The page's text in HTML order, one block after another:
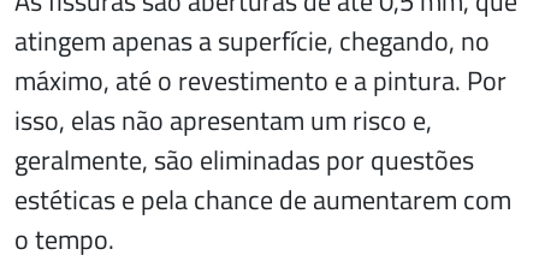
atingem apenas a superfície, chegando, no
máximo, até o revestimento e a pintura. Por
isso, elas não apresentam um risco e,
geralmente, são eliminadas por questões
estéticas e pela chance de aumentarem com
o tempo.